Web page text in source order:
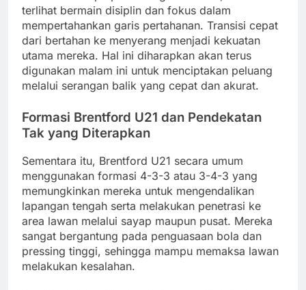
terlihat bermain disiplin dan fokus dalam
mempertahankan garis pertahanan. Transisi cepat
dari bertahan ke menyerang menjadi kekuatan
utama mereka. Hal ini diharapkan akan terus
digunakan malam ini untuk menciptakan peluang
melalui serangan balik yang cepat dan akurat.
Formasi Brentford U21 dan Pendekatan
Tak yang Diterapkan
Sementara itu, Brentford U21 secara umum
menggunakan formasi 4-3-3 atau 3-4-3 yang
memungkinkan mereka untuk mengendalikan
lapangan tengah serta melakukan penetrasi ke
area lawan melalui sayap maupun pusat. Mereka
sangat bergantung pada penguasaan bola dan
pressing tinggi, sehingga mampu memaksa lawan
melakukan kesalahan.